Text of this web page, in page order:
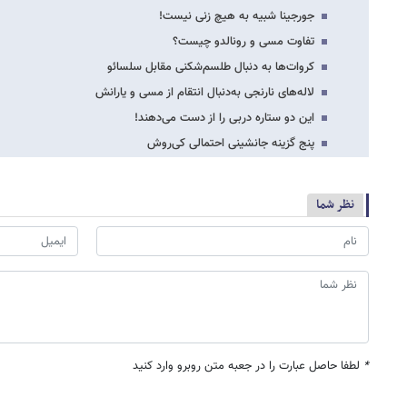
جورجینا شبیه به هیچ زنی نیست!
تفاوت مسی و رونالدو چیست؟
کروات‌ها به دنبال طلسم‌شکنی مقابل سلسائو
لاله‌های نارنجی به‌دنبال انتقام از مسی و یارانش
این دو ستاره دربی را از دست می‌دهند!
پنج گزینه جانشینی احتمالی کی‌روش
نظر شما
* لطفا حاصل عبارت را در جعبه متن روبرو وارد کنید